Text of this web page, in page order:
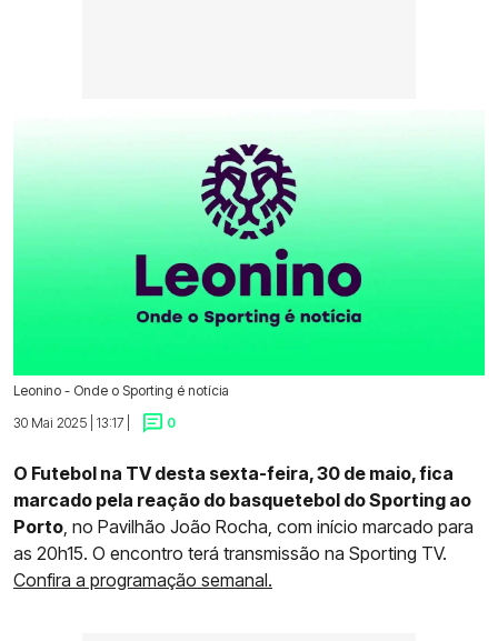
Leonino - Onde o Sporting é notícia
30 Mai 2025 | 13:17 |
0
O Futebol na TV desta sexta-feira, 30 de maio, fica
marcado pela reação do basquetebol do Sporting ao
Porto, no Pavilhão João Rocha, com início marcado para
as 20h15. O encontro terá transmissão na Sporting TV.
Confira a programação semanal.